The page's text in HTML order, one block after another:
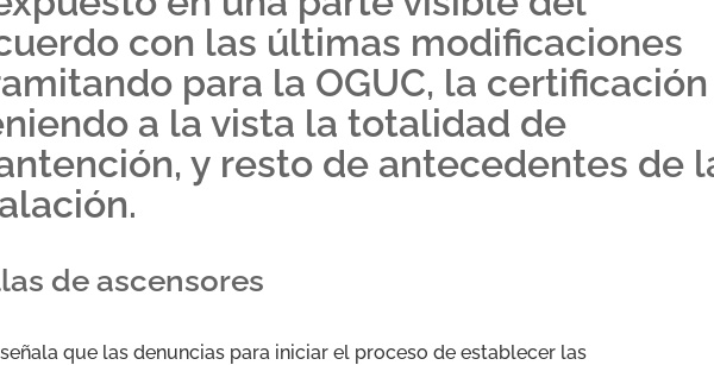
con las últimas modificaciones
para la OGUC, la certificación
a la vista la totalidad de
y resto de antecedentes de
de ascensores
que las denuncias para iniciar el proceso de establecer las